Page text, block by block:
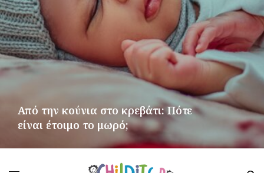
Από την κούνια στο κρεβάτι: Πότε
είναι έτοιμο το μωρό;